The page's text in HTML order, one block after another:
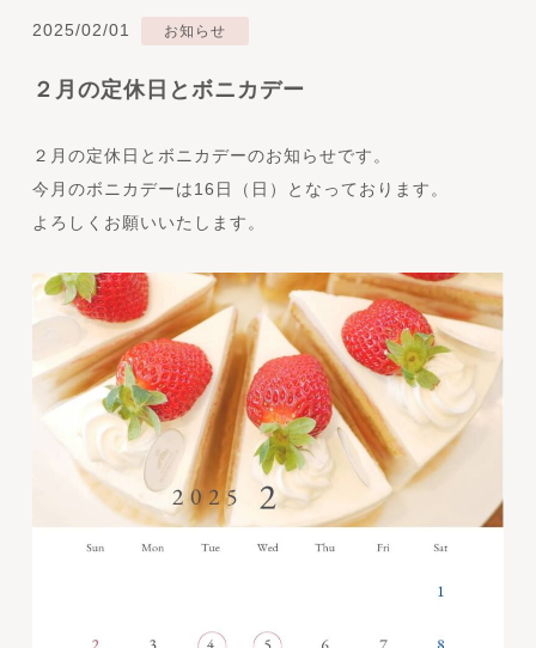
2025/02/01 お知らせ
２月の定休日とボニカデー
２月の定休日とボニカデーのお知らせです。
今月のボニカデーは16日（日）となっております。
よろしくお願いいたします。